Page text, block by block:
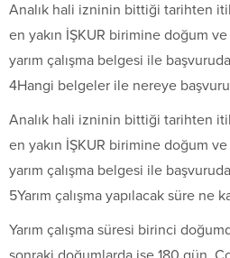
Analık hali izninin bittiği tarihten
en yakın İŞKUR birimine doğum
yarım çalışma belgesi ile
4Hangi belgeler ile nereye
Analık hali izninin bittiği tarihten
en yakın İŞKUR birimine doğum
yarım çalışma belgesi ile
5Yarım çalışma yapılacak süre ne
Yarım çalışma süresi birinci